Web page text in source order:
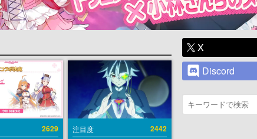
2629 注目度 2442
X
Discord